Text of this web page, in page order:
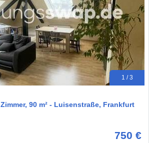
1 / 3
90 m² - Luisenstraße, Frankfurt
750 €